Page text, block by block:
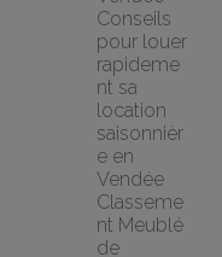
Conseils
pour louer
rapideme
nt sa
location
saisonnièr
e en
Vendée
Classeme
nt Meublé
de